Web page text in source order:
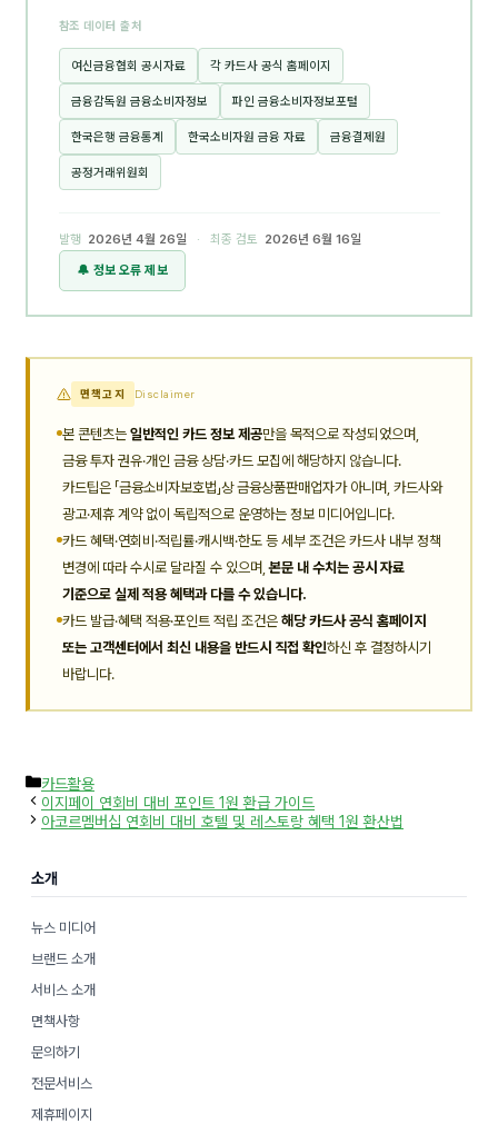
참조 데이터 출처
여신금융협회 공시자료 각 카드사 공식 홈페이지
금융감독원 금융소비자정보 파인 금융소비자정보포털
한국은행 금융통계 한국소비자원 금융 자료 금융결제원
공정거래위원회
발행 2026년 4월 26일 · 최종 검토 2026년 6월 16일
🔔 정보 오류 제보
면책고지 Disclaimer
본 콘텐츠는 일반적인 카드 정보 제공만을 목적으로 작성되었으며,
금융 투자 권유·개인 금융 상담·카드 모집에 해당하지 않습니다.
카드팁은 「금융소비자보호법」상 금융상품판매업자가 아니며, 카드사와
광고·제휴 계약 없이 독립적으로 운영하는 정보 미디어입니다.
카드 혜택·연회비·적립률·캐시백·한도 등 세부 조건은 카드사 내부 정책
변경에 따라 수시로 달라질 수 있으며,본문 내 수치는 공시 자료
기준으로 실제 적용 혜택과 다를 수 있습니다.
카드 발급·혜택 적용·포인트 적립 조건은 해당 카드사 공식 홈페이지
또는 고객센터에서 최신 내용을 반드시 직접 확인하신 후 결정하시기
바랍니다.
카
테
고
리
카드활용
이지페이 연회비 대비 포인트 1원 환급 가이드
아코르멤버십 연회비 대비 호텔 및 레스토랑 혜택 1원 환산법
소개
뉴스 미디어
브랜드 소개
서비스 소개
면책사항
문의하기
전문서비스
제휴페이지